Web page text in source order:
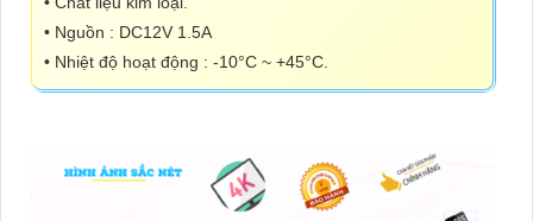
• Nguồn : DC12V 1.5A
• Nhiệt độ hoạt động : -10°C ~ +45°C.